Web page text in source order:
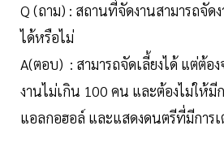
Q (ถาม) : สถานที่จัดงานสามารถจัด
ได้หรือไม่
A(ตอบ) : สามารถจัดเลี้ยงได้ แต่ต้อ
งานไม่เกิน 100 คน และต้องไม่ให้มี
แอลกอฮอล์ และแสดงดนตรีที่มีการเ